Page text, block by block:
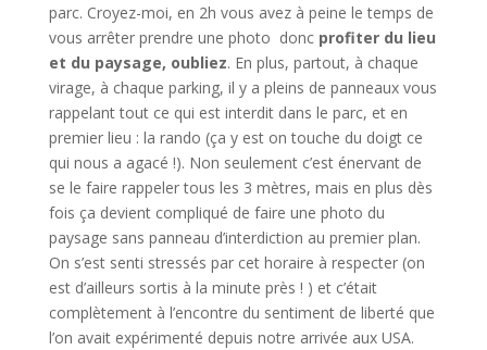
parc. Croyez-moi, en 2h vous avez à peine le temps de
vous arrêter prendre une photo donc profiter du lieu
et du paysage, oubliez. En plus, partout, à chaque
virage, à chaque parking, il y a pleins de panneaux vous
rappelant tout ce qui est interdit dans le parc, et en
premier lieu : la rando (ça y est on touche du doigt ce
qui nous a agacé !). Non seulement c’est énervant de
se le faire rappeler tous les 3 mètres, mais en plus dès
fois ça devient compliqué de faire une photo du
paysage sans panneau d’interdiction au premier plan.
On s’est senti stressés par cet horaire à respecter (on
est d’ailleurs sortis à la minute près ! ) et c’était
complètement à l’encontre du sentiment de liberté que
l’on avait expérimenté depuis notre arrivée aux USA.